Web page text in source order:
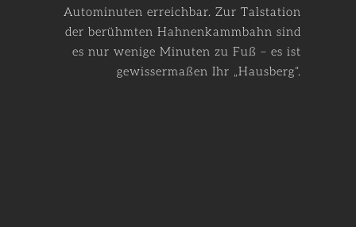
Autominuten erreichbar. Zur Talstation
der berühmten Hahnenkammbahn sind
es nur wenige Minuten zu Fuß – es ist
gewissermaßen Ihr „Hausberg“.